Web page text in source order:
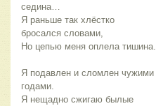
седина…
Я раньше так хлёстко
бросался словами,
Но цепью меня оплела тишина.
Я подавлен и сломлен чужими
годами.
Я нещадно сжигаю былые